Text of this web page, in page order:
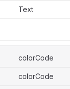
Text
colorCode
colorCode